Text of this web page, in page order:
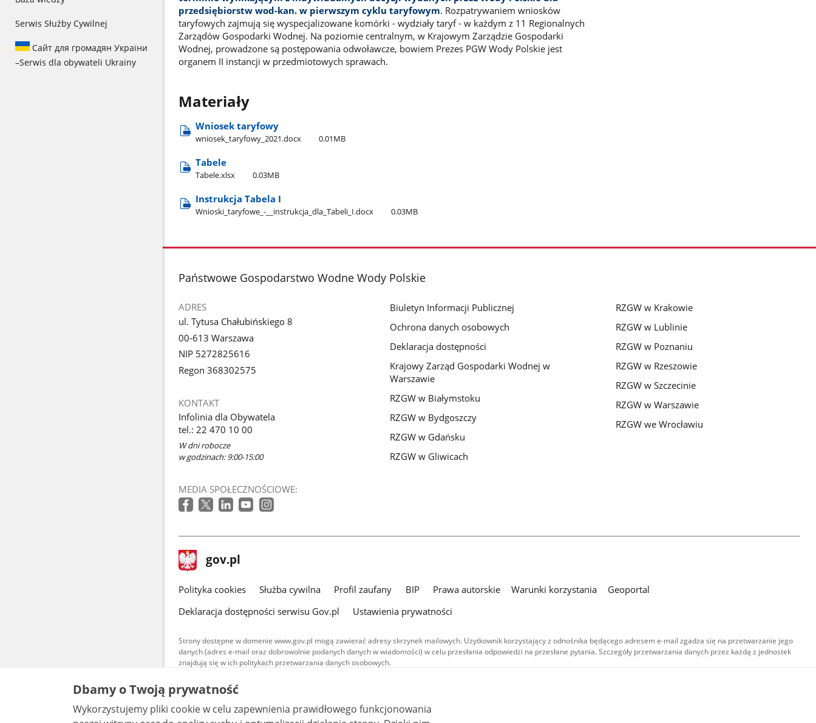
Serwis Służby Cywilnej
Сайт для громадян України
–Serwis dla obywateli Ukrainy
przedsiębiorstw wod-kan. w pierwszym cyklu taryfowym. Rozpatrywaniem wniosków
taryfowych zajmują się wyspecjalizowane komórki - wydziały taryf - w każdym z 11 Regionalnych
Zarządów Gospodarki Wodnej. Na poziomie centralnym, w Krajowym Zarządzie Gospodarki
Wodnej, prowadzone są postępowania odwoławcze, bowiem Prezes PGW Wody Polskie jest
organem II instancji w przedmiotowych sprawach.
Materiały
Wniosek taryfowy
wniosek​_taryfowy​_2021.docx 0.01MB
Tabele
Tabele.xlsx 0.03MB
Instrukcja Tabela I
Wnioski​_taryfowe​_-​_​_instrukcja​_dla​_Tabeli​_I.docx 0.03MB
stopka
Państwowe Gospodarstwo Wodne Wody Polskie
ADRES
ul. Tytusa Chałubińskiego 8
00-613 Warszawa
NIP 5272825616
Regon 368302575
KONTAKT
Infolinia dla Obywatela
tel.: 22 470 10 00
W dni robocze
w godzinach: 9:00-15:00
MEDIA SPOŁECZNOŚCIOWE:
Biuletyn Informacji Publicznej
Ochrona danych osobowych
Deklaracja dostępności
Krajowy Zarząd Gospodarki Wodnej w
Warszawie
RZGW w Białymstoku
RZGW w Bydgoszczy
RZGW w Gdańsku
RZGW w Gliwicach
RZGW w Krakowie
RZGW w Lublinie
RZGW w Poznaniu
RZGW w Rzeszowie
RZGW w Szczecinie
RZGW w Warszawie
RZGW we Wrocławiu
stopka
gov.pl Strona
gov.pl
gov.pl
Polityka cookies Służba cywilna Profil zaufany BIP Prawa autorskie Warunki korzystania
Geoportal
Deklaracja dostępności serwisu Gov.pl
Ustawienia prywatności
Strony dostępne w domenie www.gov.pl mogą zawierać adresy skrzynek mailowych. Użytkownik korzystający z odnośnika będącego adresem e-mail zgadza się na przetwarzanie jego
danych (adres e-mail oraz dobrowolnie podanych danych w wiadomości) w celu przesłania odpowiedzi na przesłane pytania. Szczegóły przetwarzania danych przez każdą z jednostek
znajdują się w ich politykach przetwarzania danych osobowych.
Treści tekstowe publikowane w serwisie (z wyłączeniem treści audiowizualnych), są
udostępniane na licencji typu Creative Commons: uznanie autorstwa - na tych samych
warunkach 4.0 (CC BY-SA 4.0). Materiały audiowizualne, w tym zdjęcia, materiały audio i wideo,
są udostępniane na licencji typu Creative Commons: uznanie autorstwa użycie niekomercyjne -
Dbamy o Twoją prywatność
Wykorzystujemy pliki cookie w celu zapewnienia prawidłowego funkcjonowania